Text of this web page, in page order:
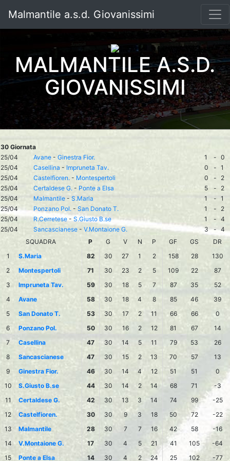
Malmantile a.s.d. Giovanissimi
MALMANTILE A.S.D.
GIOVANISSIMI
30 Giornata
25/04
Avane - Ginestra Fior. 1 - 0
25/04
Casellina - Impruneta Tav. 0 - 1
25/04
Castelfioren. - Montespertoli 0 -
2
25/04
Certaldese G. - Ponte a Elsa 5 -
2
25/04
Malmantile - S.Maria 1 - 1
25/04
Ponzano Pol. - San Donato T. 1 -
2
25/04
R.Cerretese - S.Giusto B.se 1 - 4
25/04
Sancascianese - V.Montaione G. 3 - 4
SQUADRA
P G V N P GF GS
DR
1
S.Maria 82 30 27 1 2 158 28
130
2
Montespertoli 71 30 23 2 5 109 22
87
3
Impruneta Tav. 59 30 18 5 7 87 35
52
4
Avane 58 30 18 4 8 85 46
39
5
San Donato T. 53 30 17 2 11 66 66
0
6
Ponzano Pol. 50 30 16 2 12 81 67
14
7
Casellina 47 30 14 5 11 79 53
26
8
Sancascianese 47 30 15 2 13 70 57
13
9
Ginestra Fior. 46 30 14 4 12 51 51
0
10
S.Giusto B.se 44 30 14 2 14 68 71
-3
11
Certaldese G. 42 30 13 3 14 74 99
-25
12
Castelfioren. 30 30 9 3 18 50 72
-22
13
Malmantile 28 30 7 7 16 42 58
-16
14
V.Montaione G. 17 30 4 5 21 41 105
-64
15
Ponte a Elsa 14 30 4 2 24 25 102 -77